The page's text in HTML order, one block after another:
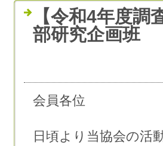
【令和4年度
部研究企画班
会員各位
日頃より当協会の活